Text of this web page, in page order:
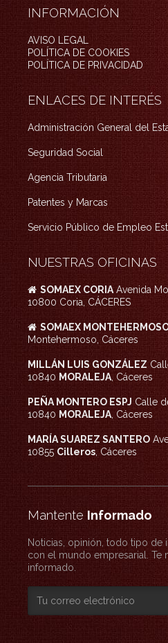
INFORMACIÓN
AVISO LEGAL
POLÍTICA DE COOKIES
POLÍTICA DE PRIVACIDAD
ENLACES DE INTERÉS
Administración General del
Seguridad Social
Agencia Tributaria
Patentes y Marcas
Servicio Público de Empleo
NUESTRAS OFICINAS
SOMAEX CORIAAvenida
10800 Coria, CÁCERES
SOMAEX
Montehermoso, Cáceres
MILLÁN LUIS GONZÁLEZ
10840 MORALEJA, Cáceres
PEÑA MONTERO ESPJ Calle
10840 MORALEJA, Cáceres
MARÍA SUAREZ SANTERO
10855 Cilleros, Cáceres
Mantente Informado
Noticias, opinión, todo tipo de
con el mundo empresarial. Te
informado.